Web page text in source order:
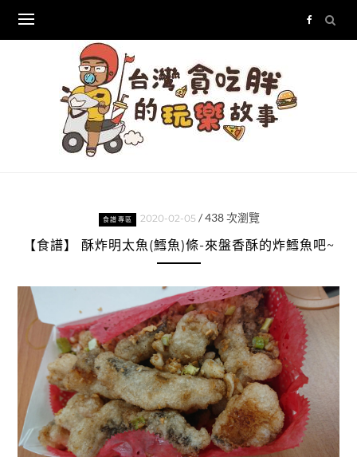
content
食譜專區 2020-02-05 /438次瀏覽
【食譜】 酥炸明太魚(鱈魚)條-來盤香酥的炸鱈魚吧~